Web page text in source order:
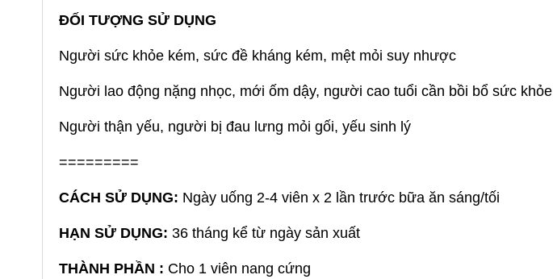
ĐỐI TƯỢNG SỬ DỤNG
Người sức khỏe kém, sức đề kháng kém, mệt mỏi suy nhược
Người lao động nặng nhọc, mới ốm dậy, người cao tuổi cần bồi bổ sức khỏe
Người thận yếu, người bị đau lưng mỏi gối, yếu sinh lý
=========
CÁCH SỬ DỤNG: Ngày uống 2-4 viên x 2 lần trước bữa ăn sáng/tối
HẠN SỬ DỤNG: 36 tháng kể từ ngày sản xuất
THÀNH PHẦN : Cho 1 viên nang cứng